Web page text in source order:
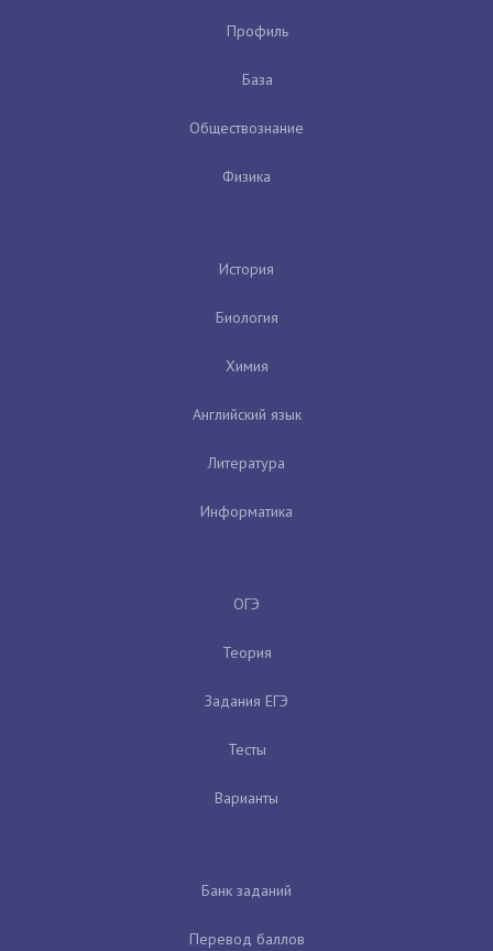
Профиль
База
Обществознание
Физика
История
Биология
Химия
Английский язык
Литература
Информатика
ОГЭ
Теория
Задания ЕГЭ
Тесты
Варианты
Банк заданий
Перевод баллов